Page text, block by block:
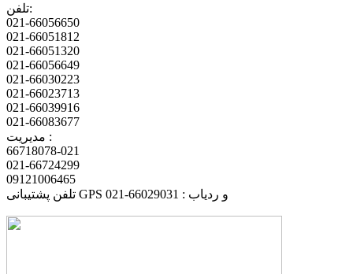
تلفن:
021-66056650
021-66051812
021-66051320
021-66056649
021-66030223
021-66023713
021-66039916
021-66083677
مدیریت :
66718078-021
021-66724299
09121006465
تلفن پشتیبانی GPS و ردیاب : 66029031-021